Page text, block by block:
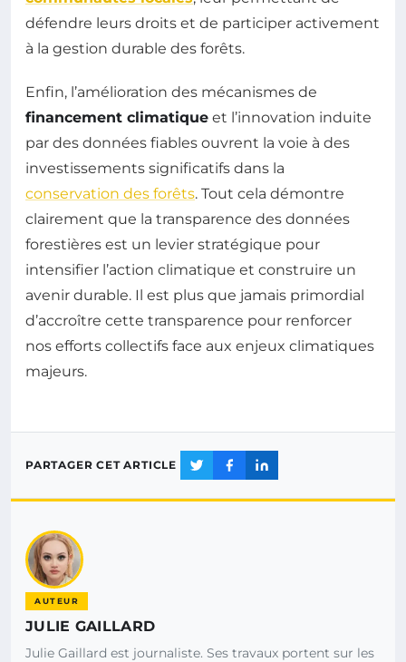
défendre leurs droits et de participer activement
à la gestion durable des forêts.
Enfin, l’amélioration des mécanismes de
financement climatique et l’innovation induite
par des données fiables ouvrent la voie à des
investissements significatifs dans la
conservation des forêts. Tout cela démontre
clairement que la transparence des données
forestières est un levier stratégique pour
intensifier l’action climatique et construire un
avenir durable. Il est plus que jamais primordial
d’accroître cette transparence pour renforcer
nos efforts collectifs face aux enjeux climatiques
majeurs.
PARTAGER CET ARTICLE
AUTEUR
JULIE GAILLARD
Julie Gaillard est journaliste. Ses travaux portent sur les